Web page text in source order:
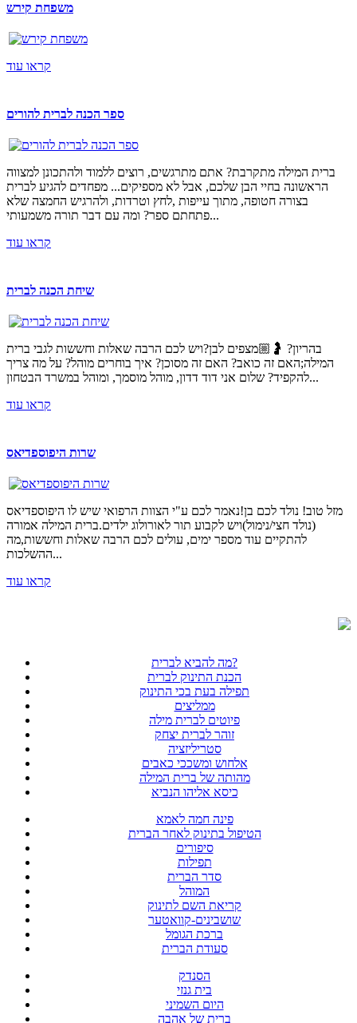
משפחת קירש
קראו עוד
ספר הכנה לברית להורים
ברית המילה מתקרבת? אתם מתרגשים, רוצים ללמוד ולהתכונן למצווה
הראשונה בחיי הבן שלכם, אבל לא מספיקים... מפחדים להגיע לברית
בצורה חטופה, מתוך עייפות ,לחץ וטרדות, ולהרגיש החמצה שלא
פתחתם ספר? ומה עם דבר תורה משמעותי...
קראו עוד
שיחת הכנה לברית
בהריון? 🤰🏼מצפים לבן?ויש לכם הרבה שאלות וחששות לגבי ברית
המילה;האם זה כואב? האם זה מסוכן? איך בוחרים מוהל? על מה צריך
להקפיד? שלום אני דוד דדון, מוהל מוסמך, ומוהל במשרד הבטחון...
קראו עוד
שרות היפוספדיאס
מזל טוב! נולד לכם בן!נאמר לכם ע"י הצוות הרפואי שיש לו היפוספדיאס
(נולד חצי/נימול)ויש לקבוע תור לאורולוג ילדים.ברית המילה אמורה
להתקיים עוד מספר ימים, עולים לכם הרבה שאלות וחששות,מה
ההשלכות...
קראו עוד
מה להביא לברית?
הכנת התינוק לברית
תפילה בעת בכי התינוק
ממליצים
פיוטים לברית מילה
זוהר לברית יצחק
סטריליזציה
אלחוש ומשככי כאבים
מהותה של ברית המילה
כיסא אליהו הנביא
פינה חמה לאמא
הטיפול בתינוק לאחר הברית
סיפורים
תפילות
סדר הברית
המוהל
קריאת השם לתינוק
שושבינים-קוואטער
ברכת הגומל
סעודת הברית
הסנדק
בית גנזי
היום השמיני
ברית של אהבה